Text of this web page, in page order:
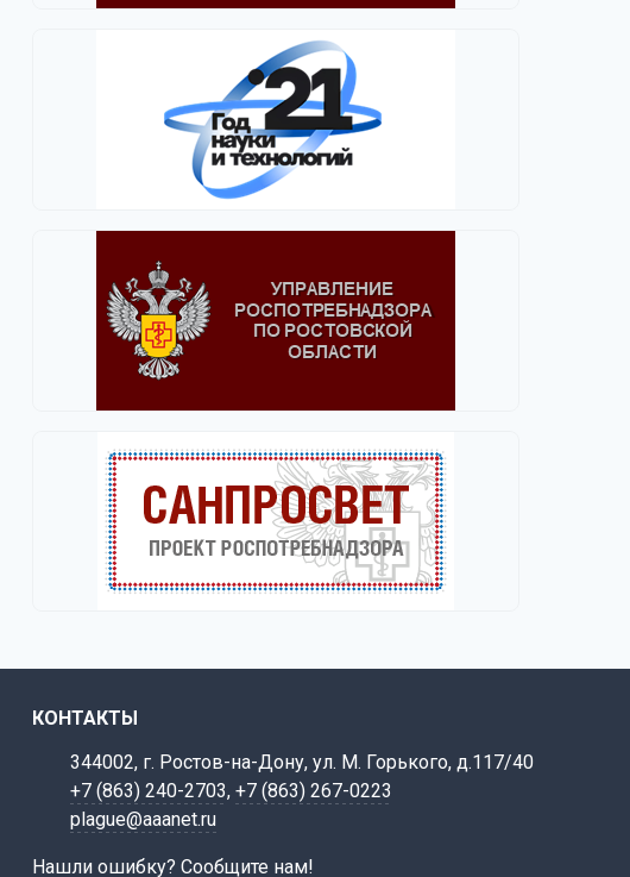
КОНТАКТЫ
344002, г. Ростов-на-Дону, ул. М. Горького, д.117/40
+7 (863) 240-2703, +7 (863) 267-0223
plague@aaanet.ru
Нашли ошибку? Сообщите нам!